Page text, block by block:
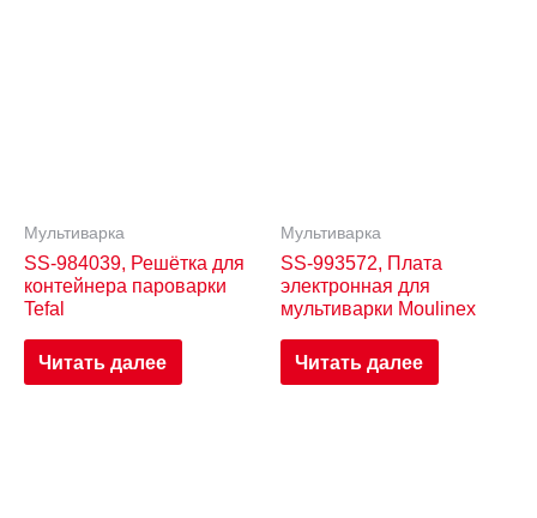
Мультиварка
SS-984039, Решётка для
контейнера пароварки
Tefal
Читать далее
Мультиварка
SS-993572, Плата
электронная для
мультиварки Moulinex
Читать далее